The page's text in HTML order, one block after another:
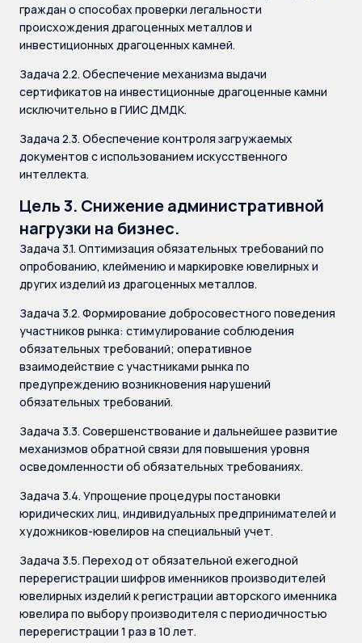
граждан о способах проверки легальности
происхождения драгоценных металлов и
инвестиционных драгоценных камней.
Задача 2.2. Обеспечение механизма выдачи
сертификатов на инвестиционные драгоценные камни
исключительно в ГИИС ДМДК.
Задача 2.3. Обеспечение контроля загружаемых
документов с использованием искусственного
интеллекта.
Цель 3. Снижение административной
нагрузки на бизнес.
Задача 3.1. Оптимизация обязательных требований по
опробованию, клеймению и маркировке ювелирных и
других изделий из драгоценных металлов.
Задача 3.2. Формирование добросовестного поведения
участников рынка: стимулирование соблюдения
обязательных требований; оперативное
взаимодействие с участниками рынка по
предупреждению возникновения нарушений
обязательных требований.
Задача 3.3. Совершенствование и дальнейшее развитие
механизмов обратной связи для повышения уровня
осведомленности об обязательных требованиях.
Задача 3.4. Упрощение процедуры постановки
юридических лиц, индивидуальных предпринимателей и
художников-ювелиров на специальный учет.
Задача 3.5. Переход от обязательной ежегодной
перерегистрации шифров именников производителей
ювелирных изделий к регистрации авторского именника
ювелира по выбору производителя с периодичностью
перерегистрации 1 раз в 10 лет.